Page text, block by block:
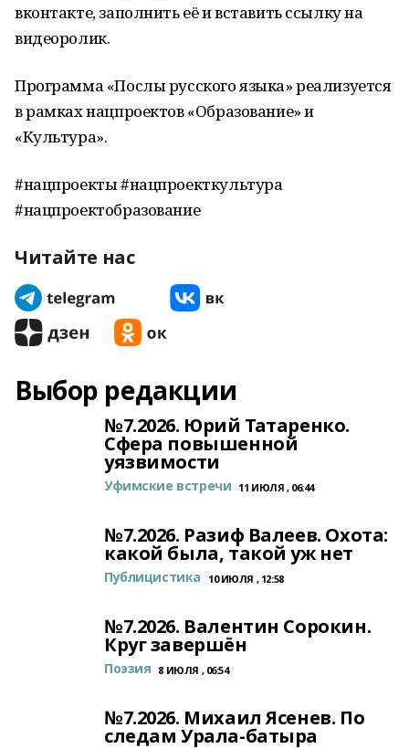
вконтакте, заполнить её и вставить ссылку на
видеоролик.
Программа «Послы русского языка» реализуется
в рамках нацпроектов «Образование» и
«Культура».
#нацпроекты #нацпроекткультура
#нацпроектобразование
Читайте нас
Выбор редакции
№7.2026. Юрий Татаренко.
Сфера повышенной
уязвимости
Уфимские встречи 11 ИЮЛЯ , 06:44
№7.2026. Разиф Валеев. Охота:
какой была, такой уж нет
Публицистика 10 ИЮЛЯ , 12:58
№7.2026. Валентин Сорокин.
Круг завершён
Поэзия 8 ИЮЛЯ , 06:54
№7.2026. Михаил Ясенев. По
следам Урала-батыра